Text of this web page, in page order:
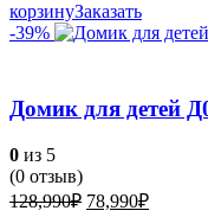
корзинуЗаказать
-39%
Домик для детей
0 из 5
(0 отзыв)
128,990₽ Первоначальная
78,990₽Текущая